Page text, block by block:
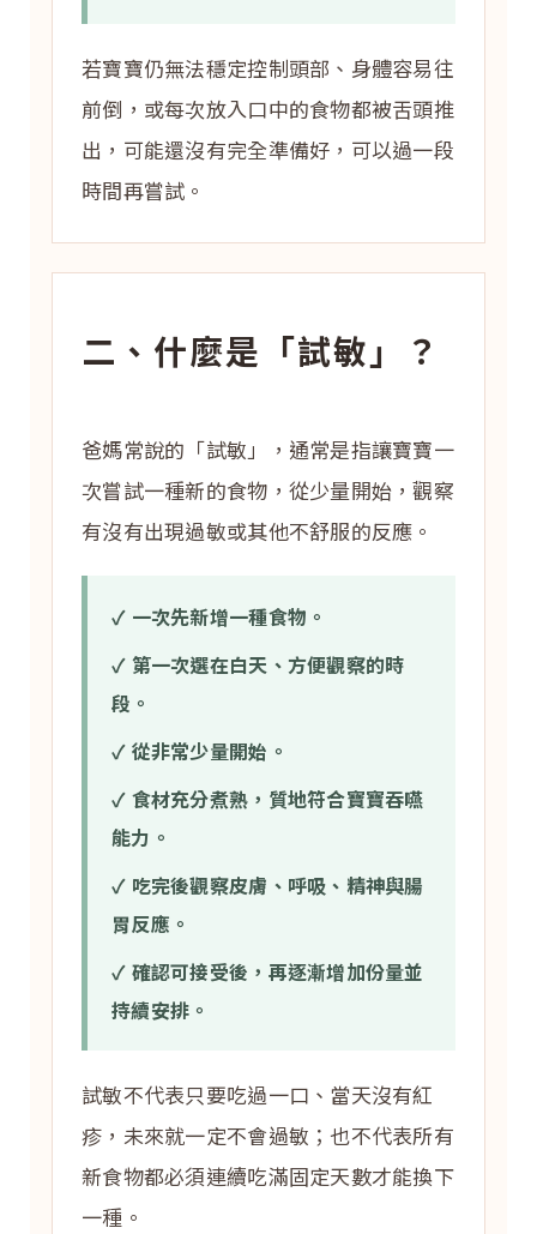
若寶寶仍無法穩定控制頭部、身體容易往
前倒，或每次放入口中的食物都被舌頭推
出，可能還沒有完全準備好，可以過一段
時間再嘗試。
二、什麼是「試敏」？
爸媽常說的「試敏」，通常是指讓寶寶一
次嘗試一種新的食物，從少量開始，觀察
有沒有出現過敏或其他不舒服的反應。
✓ 一次先新增一種食物。
✓ 第一次選在白天、方便觀察的時
段。
✓ 從非常少量開始。
✓ 食材充分煮熟，質地符合寶寶吞嚥
能力。
✓ 吃完後觀察皮膚、呼吸、精神與腸
胃反應。
✓ 確認可接受後，再逐漸增加份量並
持續安排。
試敏不代表只要吃過一口、當天沒有紅
疹，未來就一定不會過敏；也不代表所有
新食物都必須連續吃滿固定天數才能換下
一種。